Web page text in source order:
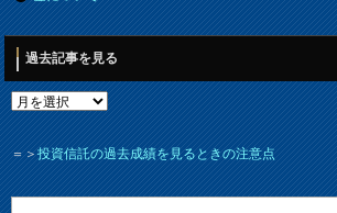
過去記事を見る
＝＞投資信託の過去成績を見るときの注意点